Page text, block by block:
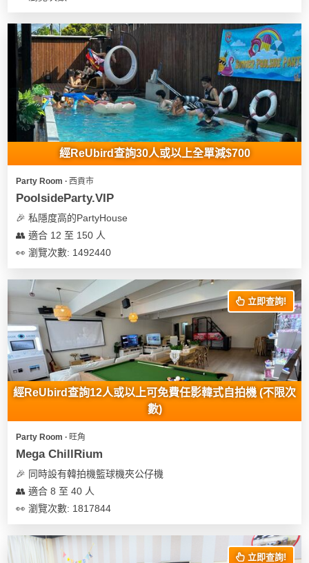
經ReUbird查詢30人或以上全單減$700
Party Room ∙ 西貢市
PoolsideParty.VIP
🎉 私隱度高的PartyHouse
👥 適合 12 至 150 人
👀 瀏覽次數: 1492440
立即查詢!
經ReUbird查詢12人或以上可免費任影韓式自拍機 (不限次
數)
Party Room ∙ 旺角
Mega ChillRium
🎉 同時設有韓拍機籃球機夾公仔機
👥 適合 8 至 40 人
👀 瀏覽次數: 1817844
立即查詢!